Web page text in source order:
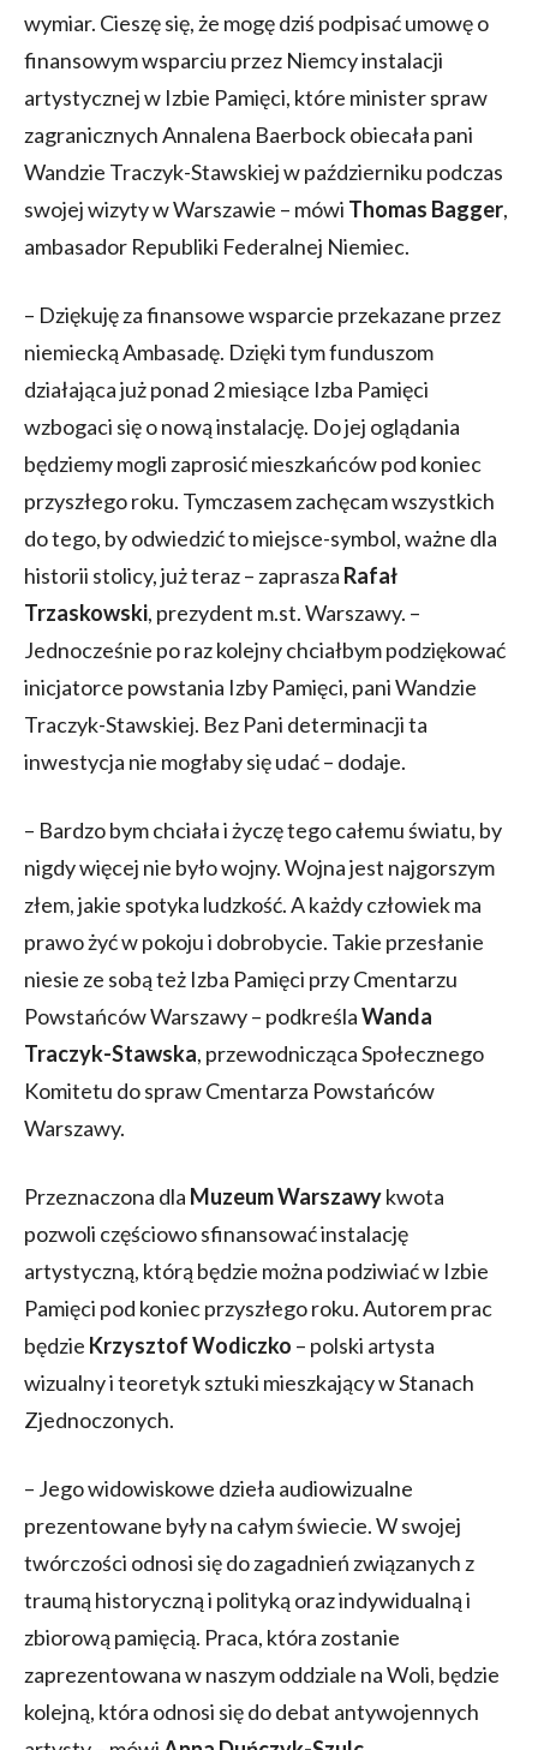
wymiar. Cieszę się, że mogę dziś podpisać umowę o
finansowym wsparciu przez Niemcy instalacji
artystycznej w Izbie Pamięci, które minister spraw
zagranicznych Annalena Baerbock obiecała pani
Wandzie Traczyk-Stawskiej w październiku podczas
swojej wizyty w Warszawie – mówi Thomas Bagger,
ambasador Republiki Federalnej Niemiec.
– Dziękuję za finansowe wsparcie przekazane przez
niemiecką Ambasadę. Dzięki tym funduszom
działająca już ponad 2 miesiące Izba Pamięci
wzbogaci się o nową instalację. Do jej oglądania
będziemy mogli zaprosić mieszkańców pod koniec
przyszłego roku. Tymczasem zachęcam wszystkich
do tego, by odwiedzić to miejsce-symbol, ważne dla
historii stolicy, już teraz – zaprasza Rafał
Trzaskowski, prezydent m.st. Warszawy. –
Jednocześnie po raz kolejny chciałbym podziękować
inicjatorce powstania Izby Pamięci, pani Wandzie
Traczyk-Stawskiej. Bez Pani determinacji ta
inwestycja nie mogłaby się udać – dodaje.
– Bardzo bym chciała i życzę tego całemu światu, by
nigdy więcej nie było wojny. Wojna jest najgorszym
złem, jakie spotyka ludzkość. A każdy człowiek ma
prawo żyć w pokoju i dobrobycie. Takie przesłanie
niesie ze sobą też Izba Pamięci przy Cmentarzu
Powstańców Warszawy – podkreślaWanda
Traczyk-Stawska, przewodnicząca Społecznego
Komitetu do spraw Cmentarza Powstańców
Warszawy.
Przeznaczona dla Muzeum Warszawykwota
pozwoli częściowo sfinansować instalację
artystyczną, którą będzie można podziwiać w Izbie
Pamięci pod koniec przyszłego roku. Autorem prac
będzie Krzysztof Wodiczko – polski artysta
wizualny i teoretyk sztuki mieszkający w Stanach
Zjednoczonych.
– Jego widowiskowe dzieła audiowizualne
prezentowane były na całym świecie. W swojej
twórczości odnosi się do zagadnień związanych z
traumą historyczną i polityką oraz indywidualną i
zbiorową pamięcią. Praca, która zostanie
zaprezentowana w naszym oddziale na Woli, będzie
kolejną, która odnosi się do debat antywojennych